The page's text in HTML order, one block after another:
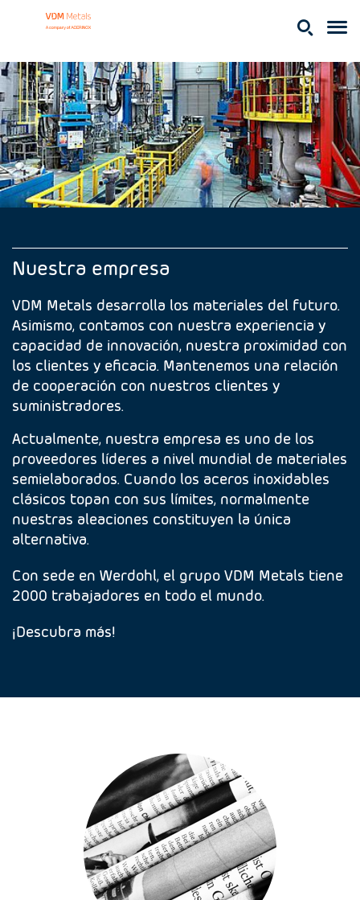
Nuestra empresa
VDM Metals desarrolla los materiales del futuro.
Asimismo, contamos con nuestra experiencia y
capacidad de innovación, nuestra proximidad con
los clientes y eficacia. Mantenemos una relación
de cooperación con nuestros clientes y
suministradores.
Actualmente, nuestra empresa es uno de los
proveedores líderes a nivel mundial de materiales
semielaborados. Cuando los aceros inoxidables
clásicos topan con sus límites, normalmente
nuestras aleaciones constituyen la única
alternativa.
Con sede en Werdohl, el grupo VDM Metals tiene
2000 trabajadores en todo el mundo.
¡Descubra más!